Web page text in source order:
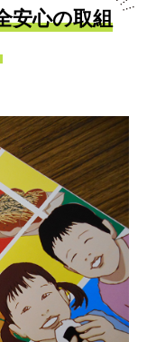
安心の取組